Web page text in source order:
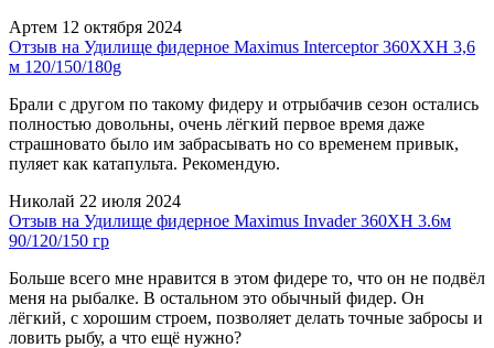
Артем 12 октября 2024
Отзыв на Удилище фидерное Maximus Interceptor 360XXH 3,6
м 120/150/180g
Брали с другом по такому фидеру и отрыбачив сезон остались
полностью довольны, очень лёгкий первое время даже
страшновато было им забрасывать но со временем привык,
пуляет как катапульта. Рекомендую.
Николай 22 июля 2024
Отзыв на Удилище фидерное Maximus Invader 360XH 3.6м
90/120/150 гр
Больше всего мне нравится в этом фидере то, что он не подвёл
меня на рыбалке. В остальном это обычный фидер. Он
лёгкий, с хорошим строем, позволяет делать точные забросы и
ловить рыбу, а что ещё нужно?